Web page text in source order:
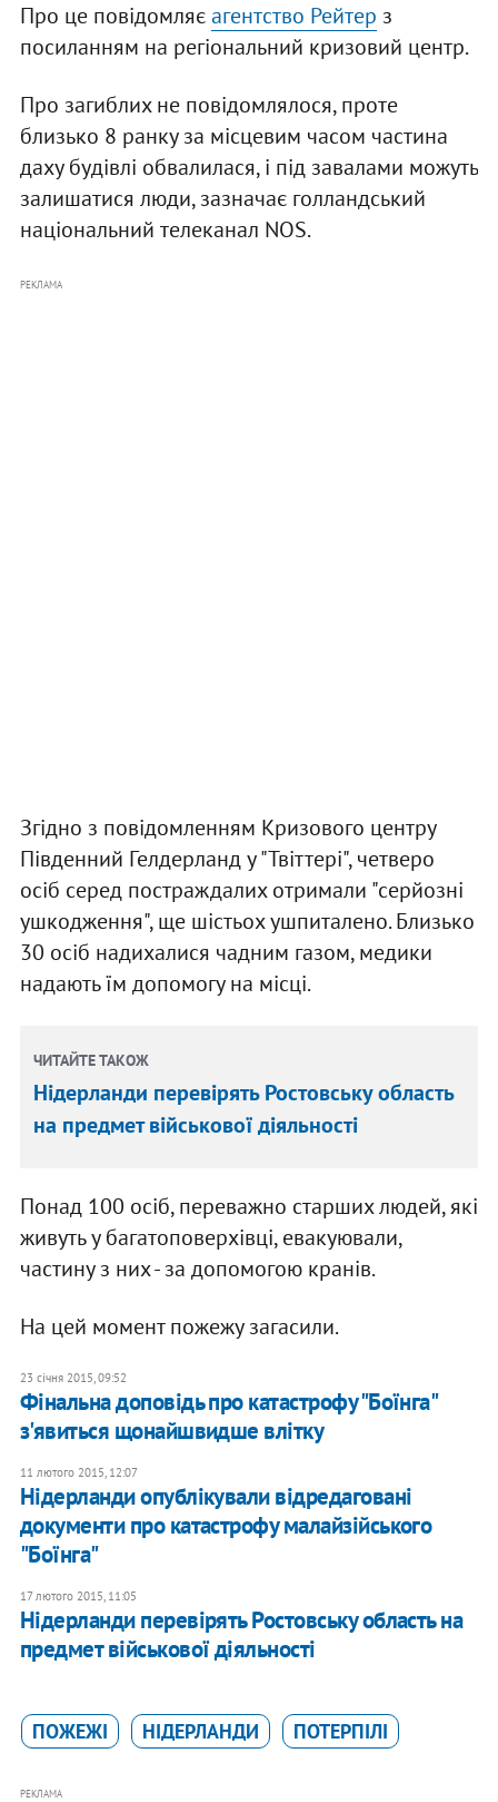
Про це повідомляєагентство Рейтер з
посиланням на регіональний кризовий центр.
Про загиблих не повідомлялося, проте
близько 8 ранку за місцевим часом частина
даху будівлі обвалилася, і під завалами можуть
залишатися люди, зазначає голландський
національний телеканал NOS.
РЕКЛАМА
Згідно з повідомленням Кризового центру
Південний Гелдерланд у "Твіттері", четверо
осіб серед постраждалих отримали "серйозні
ушкодження", ще шістьох ушпиталено. Близько
30 осіб надихалися чадним газом, медики
надають їм допомогу на місці.
ЧИТАЙТЕ ТАКОЖ
Нідерланди перевірять Ростовську область
на предмет військової діяльності
Понад 100 осіб, переважно старших людей, які
живуть у багатоповерхівці, евакуювали,
частину з них - за допомогою кранів.
На цей момент пожежу загасили.
23 січня 2015, 09:52
Фінальна доповідь про катастрофу "Боїнга"
з'явиться щонайшвидше влітку
11 лютого 2015, 12:07
Нідерланди опублікували відредаговані
документи про катастрофу малайзійського
"Боїнга"
17 лютого 2015, 11:05
Нідерланди перевірять Ростовську область на
предмет військової діяльності
ПОЖЕЖІ НІДЕРЛАНДИ ПОТЕРПІЛІ
РЕКЛАМА